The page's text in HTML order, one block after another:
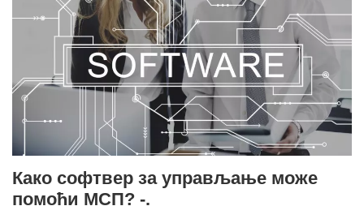
Како софтвер за управљање може
помоћи МСП? -.